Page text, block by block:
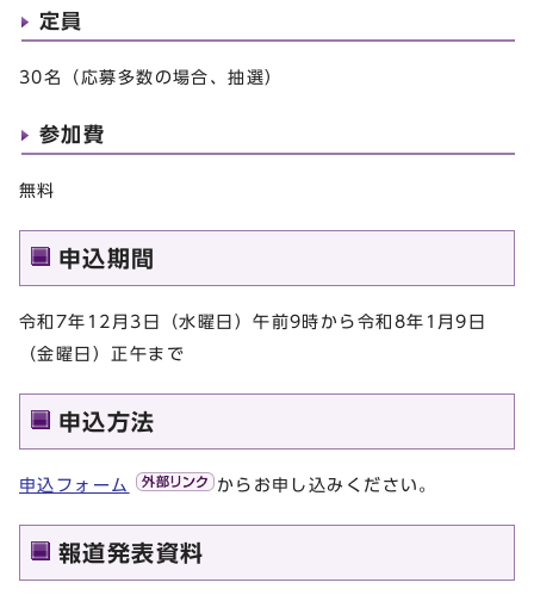
定員
30名（応募多数の場合、抽選）
参加費
無料
申込期間
令和7年12月3日（水曜日）午前9時から令和8年1月9日
（金曜日）正午まで
申込方法
申込フォーム からお申し込みください。
報道発表資料